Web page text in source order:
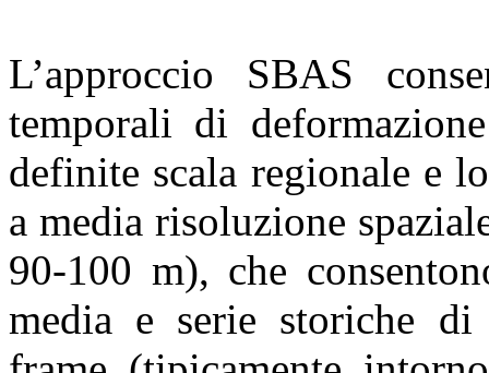
L’approccio SBAS
temporali di
definite scala regionale e
a media risoluzione
90-100 m), che
media e serie storiche di